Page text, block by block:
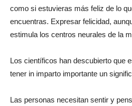
como si estuvieras más feliz de lo
encuentras. Expresar felicidad,
estimula los centros neurales de la
Los científicos han descubierto que
tener in imparto importante un
Las personas necesitan sentir y